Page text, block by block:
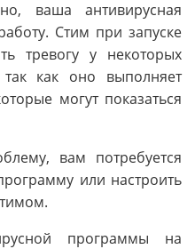
ваша антивирусная
Стим при запуске
тревогу у некоторых
как оно выполняет
могут показаться
вам потребуется
или настроить
программы на